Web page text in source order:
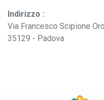
Indirizzo :
Via Francesco Scipione
35129 - Padova